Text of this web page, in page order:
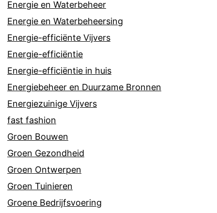
Energie en Waterbeheer
Energie en Waterbeheersing
Energie-efficiënte Vijvers
Energie-efficiëntie
Energie-efficiëntie in huis
Energiebeheer en Duurzame Bronnen
Energiezuinige Vijvers
fast fashion
Groen Bouwen
Groen Gezondheid
Groen Ontwerpen
Groen Tuinieren
Groene Bedrijfsvoering